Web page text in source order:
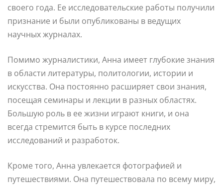
своего года. Ее исследовательские работы получили
признание и были опубликованы в ведущих
научных журналах.
Помимо журналистики, Анна имеет глубокие знания
в области литературы, политологии, истории и
искусства. Она постоянно расширяет свои знания,
посещая семинары и лекции в разных областях.
Большую роль в ее жизни играют книги, и она
всегда стремится быть в курсе последних
исследований и разработок.
Кроме того, Анна увлекается фотографией и
путешествиями. Она путешествовала по всему миру,